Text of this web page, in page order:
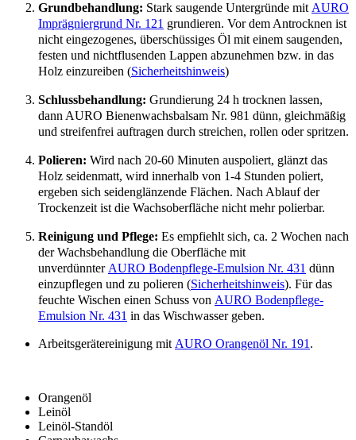
Grundbehandlung: Stark saugende Untergründe mit AURO
Imprägniergrund Nr. 121 grundieren. Vor dem Antrocknen ist
nicht eingezogenes, überschüssiges Öl mit einem saugenden,
festen und nichtflusenden Lappen abzunehmen bzw. in das
Holz einzureiben (Sicherheitshinweis)
Schlussbehandlung: Grundierung 24 h trocknen lassen,
dann AURO Bienenwachsbalsam Nr. 981 dünn, gleichmäßig
und streifenfrei auftragen durch streichen, rollen oder spritzen.
Polieren: Wird nach 20-60 Minuten auspoliert, glänzt das
Holz seidenmatt, wird innerhalb von 1-4 Stunden poliert,
ergeben sich seidenglänzende Flächen. Nach Ablauf der
Trockenzeit ist die Wachsoberfläche nicht mehr polierbar.
Reinigung und Pflege: Es empfiehlt sich, ca. 2 Wochen nach
der Wachsbehandlung die Oberfläche mit
unverdünnter AURO Bodenpflege-Emulsion Nr. 431 dünn
einzupflegen und zu polieren (Sicherheitshinweis). Für das
feuchte Wischen einen Schuss von AURO Bodenpflege-
Emulsion Nr. 431 in das Wischwasser geben.
Arbeitsgerätereinigung mit AURO Orangenöl Nr. 191 .
Orangenöl
Leinöl
Leinöl-Standöl